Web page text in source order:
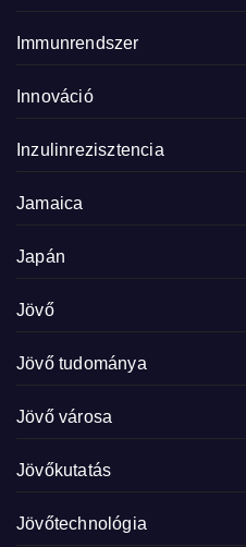
Immunrendszer
Innováció
Inzulinrezisztencia
Jamaica
Japán
Jövő
Jövő tudománya
Jövő városa
Jövőkutatás
Jövőtechnológia